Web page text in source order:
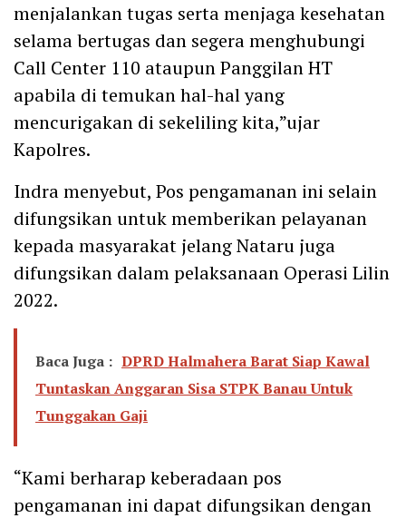
menjalankan tugas serta menjaga kesehatan
selama bertugas dan segera menghubungi
Call Center 110 ataupun Panggilan HT
apabila di temukan hal-hal yang
mencurigakan di sekeliling kita,”ujar
Kapolres.
Indra menyebut, Pos pengamanan ini selain
difungsikan untuk memberikan pelayanan
kepada masyarakat jelang Nataru juga
difungsikan dalam pelaksanaan Operasi Lilin
2022.
Baca Juga : DPRD Halmahera Barat Siap Kawal
Tuntaskan Anggaran Sisa STPK Banau Untuk
Tunggakan Gaji
“Kami berharap keberadaan pos
pengamanan ini dapat difungsikan dengan